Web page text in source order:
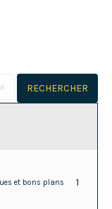
et bons plans 1